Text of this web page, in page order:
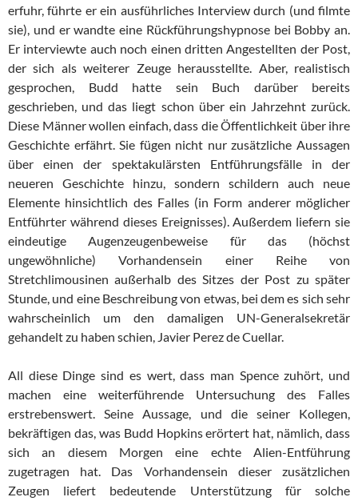
erfuhr, führte er ein ausführliches Interview durch (und filmte
sie), und er wandte eine Rückführungshypnose bei Bobby an.
Er interviewte auch noch einen dritten Angestellten der Post,
der sich als weiterer Zeuge herausstellte. Aber, realistisch
gesprochen, Budd hatte sein Buch darüber bereits
geschrieben, und das liegt schon über ein Jahrzehnt zurück.
Diese Männer wollen einfach, dass die Öffentlichkeit über ihre
Geschichte erfährt. Sie fügen nicht nur zusätzliche Aussagen
über einen der spektakulärsten Entführungsfälle in der
neueren Geschichte hinzu, sondern schildern auch neue
Elemente hinsichtlich des Falles (in Form anderer möglicher
Entführter während dieses Ereignisses). Außerdem liefern sie
eindeutige Augenzeugenbeweise für das (höchst
ungewöhnliche) Vorhandensein einer Reihe von
Stretchlimousinen außerhalb des Sitzes der Post zu später
Stunde, und eine Beschreibung von etwas, bei dem es sich sehr
wahrscheinlich um den damaligen UN-Generalsekretär
gehandelt zu haben schien, Javier Perez de Cuellar.
All diese Dinge sind es wert, dass man Spence zuhört, und
machen eine weiterführende Untersuchung des Falles
erstrebenswert. Seine Aussage, und die seiner Kollegen,
bekräftigen das, was Budd Hopkins erörtert hat, nämlich, dass
sich an diesem Morgen eine echte Alien-Entführung
zugetragen hat. Das Vorhandensein dieser zusätzlichen
Zeugen liefert bedeutende Unterstützung für solche